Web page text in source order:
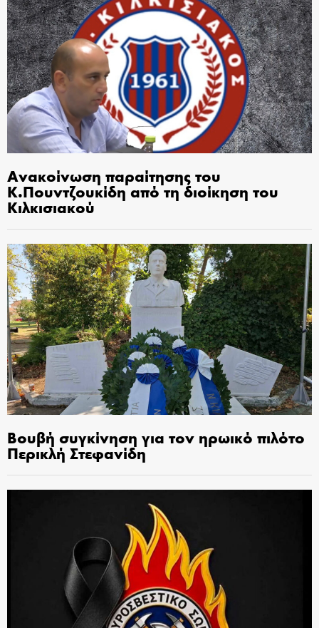
Ανακοίνωση παραίτησης του
Κ.Πουντζουκίδη από τη διοίκηση του
Κιλκισιακού
Βουβή συγκίνηση για τον ηρωικό πιλότο
Περικλή Στεφανίδη